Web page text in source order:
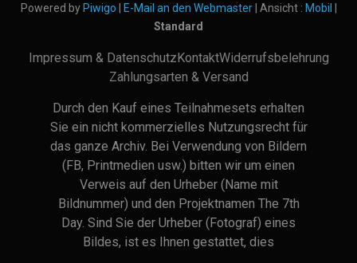
Powered by Piwigo E-Mail an den Webmaster| Ansicht : Mobil
Standard
Impressum & Datenschutz KontaktWiderrufsbelehrung
Zahlungsarten & Versand
Durch den Kauf eines Teilnahmesets erhalten
Sie ein nicht kommerzielles Nutzungsrecht für
das ganze Archiv. Bei Verwendung von Bildern
(FB, Printmedien usw.) bitten wir um einen
Verweis auf den Urheber (Name mit
Bildnummer) und den Projektnamen The 7th
Day. Sind Sie der Urheber (Fotograf) eines
Bildes, ist es Ihnen gestattet, dies